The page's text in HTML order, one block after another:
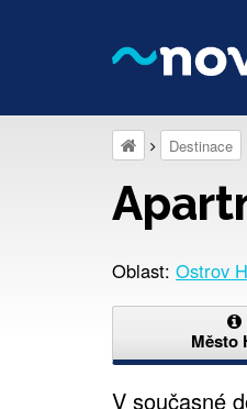
Destinace
Oblast: Ostrov
Město
V současné